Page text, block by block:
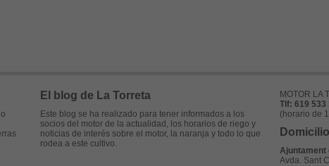
El blog de La Torreta
Este blog se ha realizado para tener informados a los
socios del motor de la actualidad, los horarios de riego y
noticias de interés sobre el motor, la naranja y todo lo que
rodea a este cultivo.
MOTOR LA
Tlf: 619 533
(horario de
Ajuntament
Avda. Sant